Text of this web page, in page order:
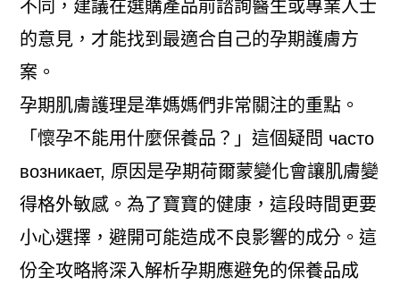
不同，建議在選購產品前諮詢醫生或專業人士
的意見，才能找到最適合自己的孕期護膚方
案。
孕期肌膚護理是準媽媽們非常關注的重點。
「懷孕不能用什麼保養品？」這個疑問 часто
возникает, 原因是孕期荷爾蒙變化會讓肌膚變
得格外敏感。為了寶寶的健康，這段時間更要
小心選擇，避開可能造成不良影響的成分。這
份全攻略將深入解析孕期應避免的保養品成